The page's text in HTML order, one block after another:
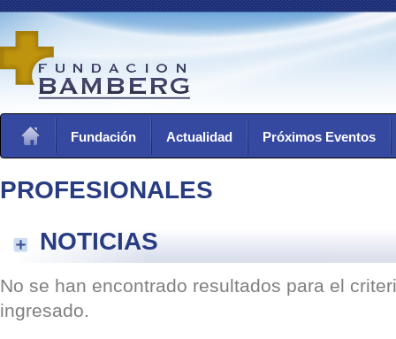
Fundación Actualidad Próximos Eventos
PROFESIONALES
NOTICIAS
No se han encontrado resultados para el
ingresado.